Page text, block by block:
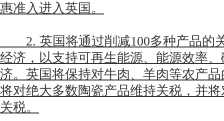
惠准入进入英国。
2. 英国将通过削减100多种产品的
经济，以支持可再生能源、能源效率
济。英国将保持对牛肉、羊肉等农产
将对绝大多数陶瓷产品维持关税，并
关税。